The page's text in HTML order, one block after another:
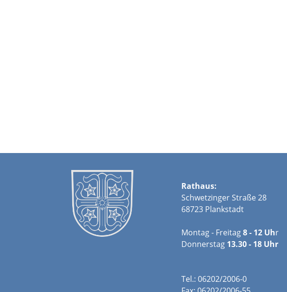
Rathaus:
Schwetzinger Straße 28
68723 Plankstadt
Montag - Freitag8 - 12 Uhr
Donnerstag 13.30 - 18 Uhr
Tel.: 06202/2006-0